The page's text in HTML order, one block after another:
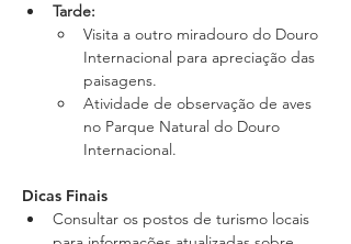
Tarde:
Visita a outro miradouro do Douro
Internacional para apreciação das
paisagens.
Atividade de observação de aves
no Parque Natural do Douro
Internacional.
Dicas Finais
Consultar os postos de turismo locais